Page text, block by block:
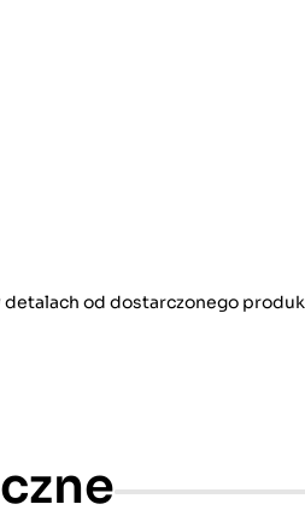
od dostarczonego